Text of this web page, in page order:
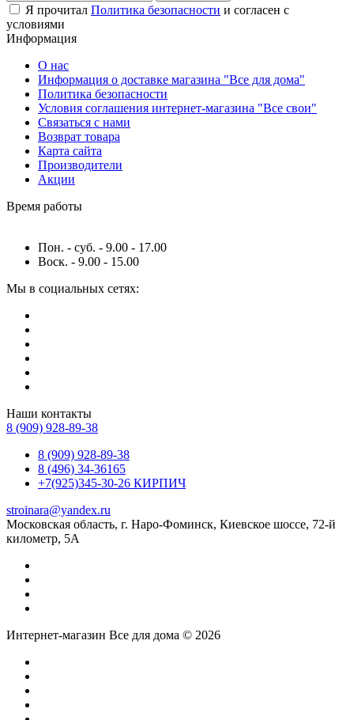
Я прочитал Политика безопасности и согласен с
условиями
Информация
О нас
Информация о доставке магазина "Все для дома"
Политика безопасности
Условия соглашения интернет-магазина "Все свои"
Связаться с нами
Возврат товара
Карта сайта
Производители
Акции
Время работы
Пон. - суб. - 9.00 - 17.00
Воск. - 9.00 - 15.00
Мы в социальных сетях:
Наши контакты
8 (909) 928-89-38
8 (909) 928-89-38
8 (496) 34-36165
+7(925)345-30-26 КИРПИЧ
stroinara@yandex.ru
Московская область, г. Наро-Фоминск, Киевское шоссе, 72-й
километр, 5А
Интернет-магазин Все для дома © 2026